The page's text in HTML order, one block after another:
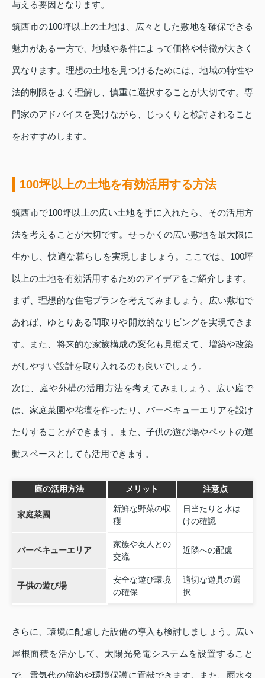
与える要因となります。
筑西市の100坪以上の土地は、広々とした敷地を確保できる
魅力がある一方で、地域や条件によって価格や特徴が大きく
異なります。理想の土地を見つけるためには、地域の特性や
法的制限をよく理解し、慎重に選択することが大切です。専
門家のアドバイスを受けながら、じっくりと検討されること
をおすすめします。
100坪以上の土地を有効活用する方法
筑西市で100坪以上の広い土地を手に入れたら、その活用方
法を考えることが大切です。せっかくの広い敷地を最大限に
生かし、快適な暮らしを実現しましょう。ここでは、100坪
以上の土地を有効活用するためのアイデアをご紹介します。
まず、理想的な住宅プランを考えてみましょう。広い敷地で
あれば、ゆとりある間取りや開放的なリビングを実現できま
す。また、将来的な家族構成の変化も見据えて、増築や改築
がしやすい設計を取り入れるのも良いでしょう。
次に、庭や外構の活用方法を考えてみましょう。広い庭で
は、家庭菜園や花壇を作ったり、バーベキューエリアを設け
たりすることができます。また、子供の遊び場やペットの運
動スペースとしても活用できます。
庭の活用方法 メリット 注意点
家庭菜園
新鮮な野菜の収
穫
日当たりと水は
けの確認
バーベキューエリア
家族や友人との
交流
近隣への配慮
子供の遊び場
安全な遊び環境
の確保
適切な遊具の選
択
さらに、環境に配慮した設備の導入も検討しましょう。広い
屋根面積を活かして、太陽光発電システムを設置すること
で、電気代の節約や環境保護に貢献できます。また、雨水タ